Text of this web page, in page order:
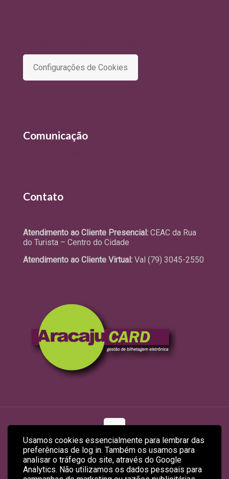
Usamos cookies essencialmente para lembrar das
preferências de log in. Também os usamos para
analisar o tráfego do site, através do Google
Analytics. Não utilizamos os dados pessoais para
Configurações de Cookies
Comunicação
Contato
Atendimento ao Cliente Presencial: CEAC da Rua
do Turista – Centro do Cidade
Atendimento ao Cliente Virtual: Val (79) 3045-2550
© 2026 ARACAJUCARD LTDA
Site Produzido porEmpreendex.com&Baruk Soft